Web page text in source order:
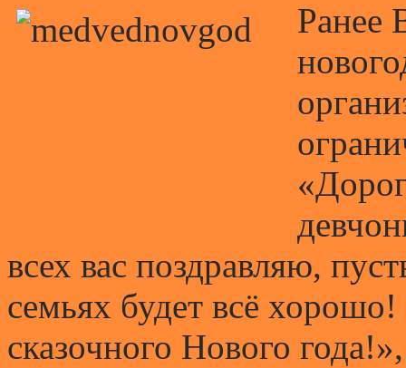
Ранее
всех вас поздравляю,
семьях будет всё
сказочного Нового